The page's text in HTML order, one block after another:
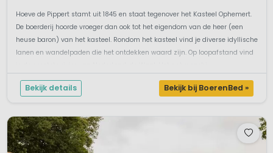
Hoeve de Pippert stamt uit 1845 en staat tegenover het Kasteel Ophemert.
De boerderij hoorde vroeger dan ook tot het eigendom van de heer (een
heuse baron) van het kasteel. Rondom het kasteel vind je diverse idyllische
lanen en wandelpaden die het ontdekken waard zijn. Op loopafstand vind
Bekijk details Bekijk bij BoerenBed »